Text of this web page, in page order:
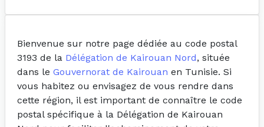
Bienvenue sur notre page dédiée au code postal
3193 de la Délégation de Kairouan Nord, située
dans le Gouvernorat de Kairouan en Tunisie. Si
vous habitez ou envisagez de vous rendre dans
cette région, il est important de connaître le code
postal spécifique à la Délégation de Kairouan